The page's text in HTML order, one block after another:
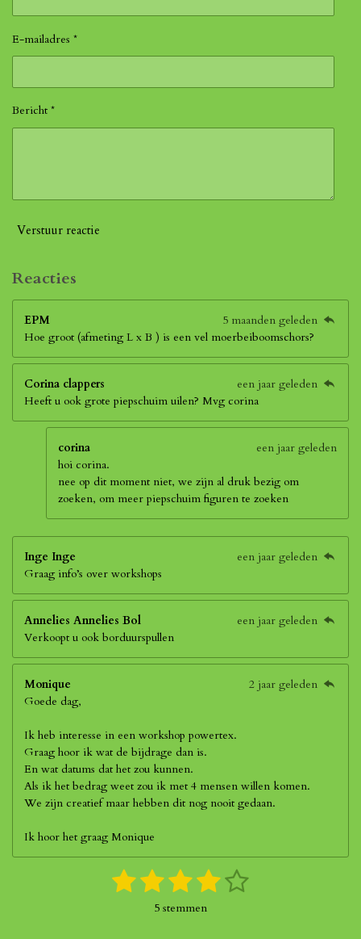
E-mailadres *
Bericht *
Verstuur reactie
Reacties
EPM
5 maanden geleden
Hoe groot (afmeting L x B ) is een vel moerbeiboomschors?
Corina clappers
een jaar geleden
Heeft u ook grote piepschuim uilen? Mvg corina
corina
een jaar geleden
hoi corina.
nee op dit moment niet, we zijn al druk bezig om
zoeken, om meer piepschuim figuren te zoeken
Inge Inge
een jaar geleden
Graag info’s over workshops
Annelies Annelies Bol
een jaar geleden
Verkoopt u ook borduurspullen
Monique
2 jaar geleden
Goede dag,
Ik heb interesse in een workshop powertex.
Graag hoor ik wat de bijdrage dan is.
En wat datums dat het zou kunnen.
Als ik het bedrag weet zou ik met 4 mensen willen komen.
We zijn creatief maar hebben dit nog nooit gedaan.
Ik hoor het graag Monique
1 2 3
s
4
s
5
5 stemmen